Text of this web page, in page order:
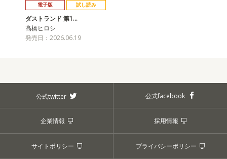
電子版 試し読み
ダストランド 第1…
髙橋ヒロシ
発売日：2026.06.19
公式twitter 公式facebook
企業情報 採用情報
サイトポリシー プライバシーポリシー